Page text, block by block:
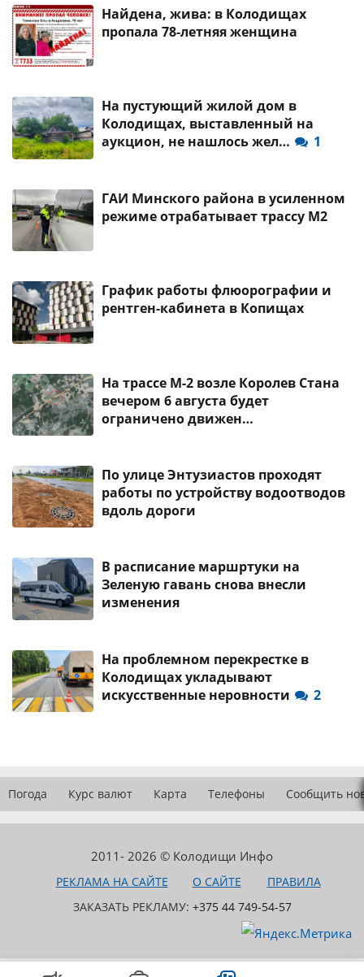
Найдена, жива: в Колодищах
пропала 78-летняя женщина
На пустующий жилой дом в
Колодищах, выставленный на
аукцион, не нашлось жел…
1
ГАИ Минского района в усиленном
режиме отрабатывает трассу М2
График работы флюорографии и
рентген-кабинета в Копищах
На трассе М-2 возле Королев Стана
вечером 6 августа будет
ограничено движен…
По улице Энтузиастов проходят
работы по устройству водоотводов
вдоль дороги
В расписание маршртуки на
Зеленую гавань снова внесли
изменения
На проблемном перекрестке в
Колодищах укладывают
искусственные неровности
2
Погода Курс валют Карта Телефоны Сообщить
2011- 2026 © Колодищи Инфо
РЕКЛАМА НА САЙТЕ О САЙТЕ
ПРАВИЛА
ЗАКАЗАТЬ РЕКЛАМУ: +375 44 749-54-57